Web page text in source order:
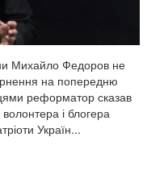
Михайло Федоров не
на попередню
реформатор сказав
і блогера
Україн...